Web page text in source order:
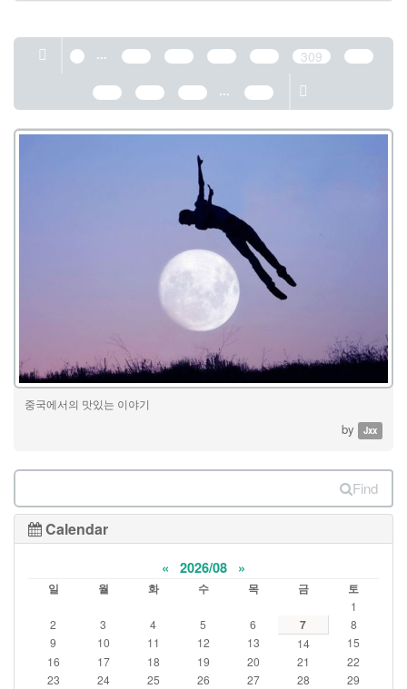
1 ... 305 306 307 308 309
310
311
312 313 ... 389
중국에서의 맛있는 이야기
by Jxx
Find
Calendar
« 2026/08 »
일 월 화 수 목 금 토
1
2
3 4 5 6 7
8
9
10 11 12 13 14
15
16
17 18 19 20 21
22
23
24 25 26 27 28
29